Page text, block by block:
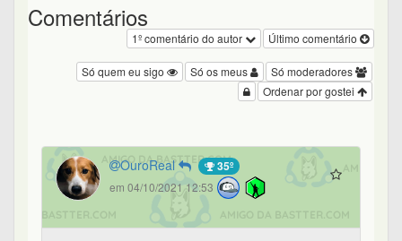
Comentários
Último comentário
1º comentário do autor
Só moderadores
Só os meus
Só quem eu sigo
Ordenar por gostei
OuroReal 35º
em 04/10/2021 12:53